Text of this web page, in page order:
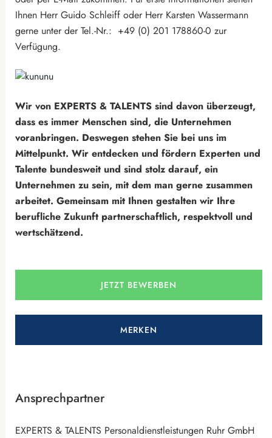
Ihnen Herr Guido Schleiff oder Herr Karsten Wassermann
gerne unter der Tel.-Nr.: +49 (0) 201 178860-0 zur
Verfügung.
Wir von EXPERTS & TALENTS sind davon überzeugt,
dass es immer Menschen sind, die Unternehmen
voranbringen. Deswegen stehen Sie bei uns im
Mittelpunkt. Wir entdecken und fördern Experten und
Talente bundesweit und sind stolz darauf, ein
Unternehmen zu sein, mit dem man gerne zusammen
arbeitet. Gemeinsam mit Ihnen gestalten wir Ihre
berufliche Zukunft partnerschaftlich, respektvoll und
wertschätzend.
JETZT BEWERBEN
MERKEN
Ansprechpartner
EXPERTS & TALENTS Personaldienstleistungen Ruhr GmbH